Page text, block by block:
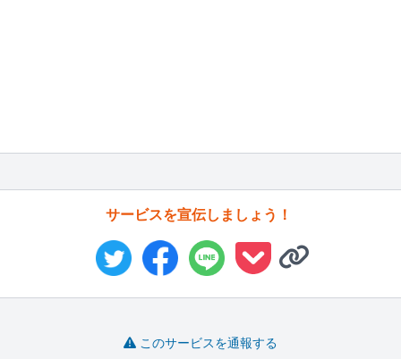
サービスを宣伝しましょう！
このサービスを通報する